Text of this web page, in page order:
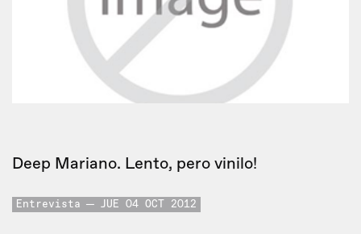
Deep Mariano. Lento, pero vinilo!
Entrevista JUE 04 OCT 2012